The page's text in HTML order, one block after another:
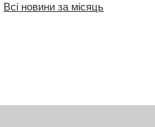
Всі новини за місяць